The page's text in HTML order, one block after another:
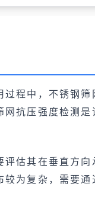
程中，不锈钢筛
抗压强度检测是
估其在垂直方向
为复杂，需要通